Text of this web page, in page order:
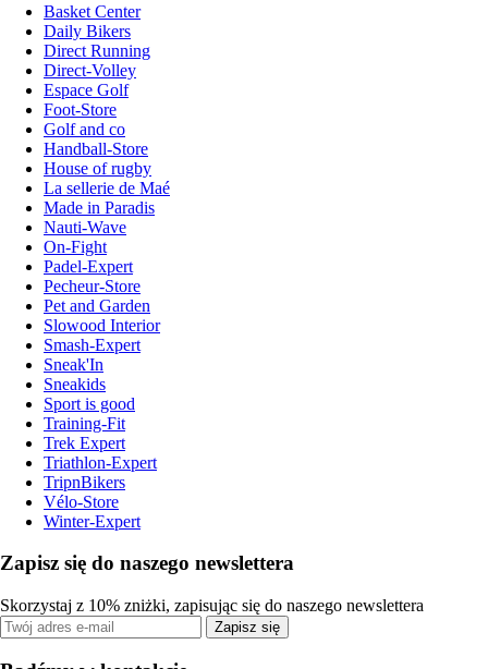
Basket Center
Daily Bikers
Direct Running
Direct-Volley
Espace Golf
Foot-Store
Golf and co
Handball-Store
House of rugby
La sellerie de Maé
Made in Paradis
Nauti-Wave
On-Fight
Padel-Expert
Pecheur-Store
Pet and Garden
Slowood Interior
Smash-Expert
Sneak'In
Sneakids
Sport is good
Training-Fit
Trek Expert
Triathlon-Expert
TripnBikers
Vélo-Store
Winter-Expert
Zapisz się do naszego newslettera
Skorzystaj z 10% zniżki, zapisując się do naszego newslettera
Zapisz się